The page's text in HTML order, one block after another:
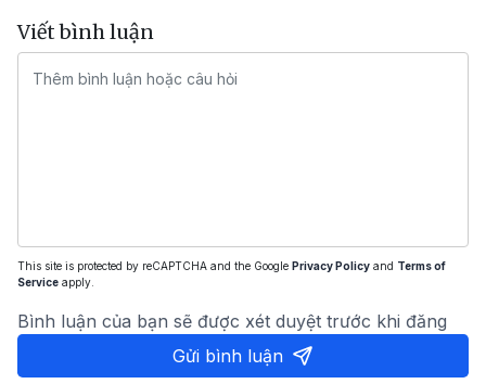
Viết bình luận
This site is protected by reCAPTCHA and the Google Privacy Policy and Terms of
Service apply.
Bình luận của bạn sẽ được xét duyệt trước khi đăng
Gửi bình luận